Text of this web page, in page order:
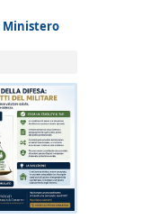
Ministero